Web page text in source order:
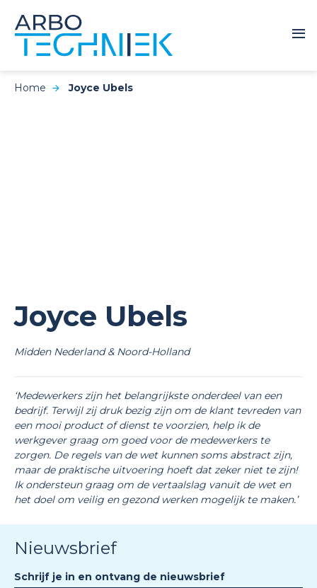
Home Joyce Ubels
Joyce Ubels
Midden Nederland & Noord-Holland
‘Medewerkers zijn het belangrijkste onderdeel van een
bedrijf. Terwijl zij druk bezig zijn om de klant tevreden van
een mooi product of dienst te voorzien, help ik de
werkgever graag om goed voor de medewerkers te
zorgen. De regels van de wet kunnen soms abstract zijn,
maar de praktische uitvoering hoeft dat zeker niet te zijn!
Ik ondersteun graag om de vertaalslag vanuit de wet en
het doel om veilig en gezond werken mogelijk te maken.’
Nieuwsbrief
Schrijf je in en ontvang de nieuwsbrief